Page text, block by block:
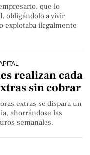
que lo
obligándolo a vivir
explotaba ilegalmente
realizan cada
sin cobrar
extras se dispara un
ahorrándose las
semanales.